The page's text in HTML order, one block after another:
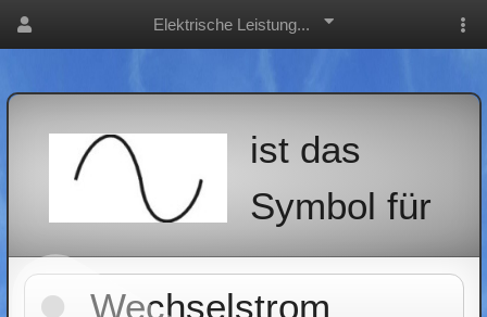
Elektrische Leistung...
ist das
Symbol für
Wechselstrom